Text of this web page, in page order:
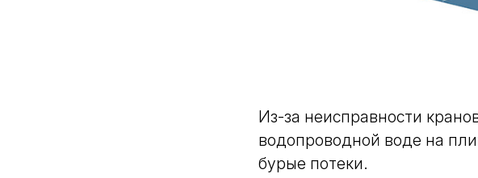
Из-за неисправности
водопроводной воде на
бурые потеки.